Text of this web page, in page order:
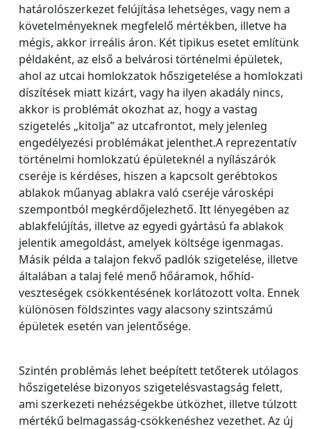
határolószerkezet felújítása lehetséges, vagy nem a
követelményeknek megfelelő mértékben, illetve ha
mégis, akkor irreális áron. Két tipikus esetet említünk
példaként, az első a belvárosi történelmi épületek,
ahol az utcai homlokzatok hőszigetelése a homlokzati
díszítések miatt kizárt, vagy ha ilyen akadály nincs,
akkor is problémát okozhat az, hogy a vastag
szigetelés „kitolja” az utcafrontot, mely jelenleg
engedélyezési problémákat jelenthet.A reprezentatív
történelmi homlokzatú épületeknél a nyílászárók
cseréje is kérdéses, hiszen a kapcsolt gerébtokos
ablakok műanyag ablakra való cseréje városképi
szempontból megkérdőjelezhető. Itt lényegében az
ablakfelújítás, illetve az egyedi gyártású fa ablakok
jelentik amegoldást, amelyek költsége igenmagas.
Másik példa a talajon fekvő padlók szigetelése, illetve
általában a talaj felé menő hőáramok, hőhíd-
veszteségek csökkentésének korlátozott volta. Ennek
különösen földszintes vagy alacsony szintszámú
épületek esetén van jelentősége.
Szintén problémás lehet beépített tetőterek utólagos
hőszigetelése bizonyos szigetelésvastagság felett,
ami szerkezeti nehézségekbe ütközhet, illetve túlzott
mértékű belmagasság-csökkenéshez vezethet. Az új